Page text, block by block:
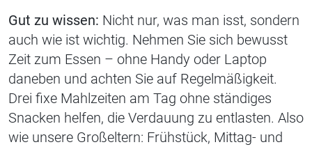
Gut zu wissen: Nicht nur, was man isst, sondern
auch wie ist wichtig. Nehmen Sie sich bewusst
Zeit zum Essen – ohne Handy oder Laptop
daneben und achten Sie auf Regelmäßigkeit.
Drei fixe Mahlzeiten am Tag ohne ständiges
Snacken helfen, die Verdauung zu entlasten. Also
wie unsere Großeltern: Frühstück, Mittag- und